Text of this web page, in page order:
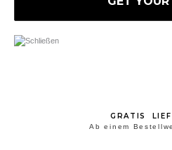
GRATIS
Ab einem